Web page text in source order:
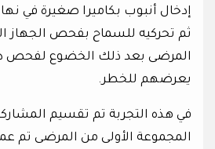
إدخال أنبوب بكاميرا صغيرة في
ثم تحركيه للسماح بفحص الجهاز
المرضى بعد ذلك الخضوع لفحص
يعرضهم للخطر.
في هذه التجربة تم تقسيم
المجموعة الأولى من المرضى تم